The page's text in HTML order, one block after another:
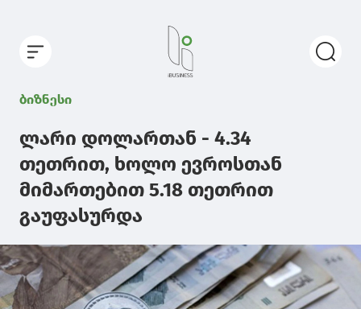
ბიზნესი
ლარი დოლართან - 4.34
თეთრით, ხოლო ევროსთან
მიმართებით 5.18 თეთრით
გაუფასურდა